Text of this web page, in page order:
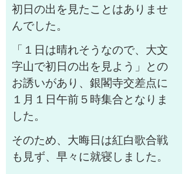
初日の出を見たことはありませ
んでした。
「１日は晴れそうなので、大文
字山で初日の出を見よう」との
お誘いがあり、銀閣寺交差点に
１月１日午前５時集合となりま
した。
そのため、大晦日は紅白歌合戦
も見ず、早々に就寝しました。